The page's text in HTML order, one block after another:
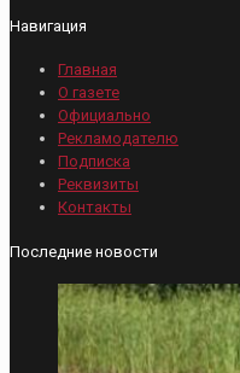
Навигация
Главная
О газете
Официально
Рекламодателю
Подписка
Реквизиты
Контакты
Последние новости